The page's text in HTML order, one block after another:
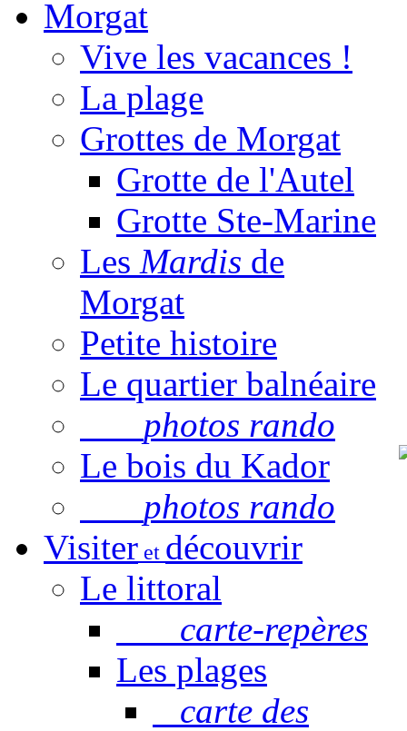
Morgat
Vive les vacances !
La plage
Grottes de Morgat
Grotte de l'Autel
Grotte Ste-Marine
Les Mardis de
Morgat
Petite histoire
Le quartier balnéaire
photos rando
Le bois du Kador
photos rando
Visiter et découvrir
Le littoral
carte-repères
Les plages
carte des